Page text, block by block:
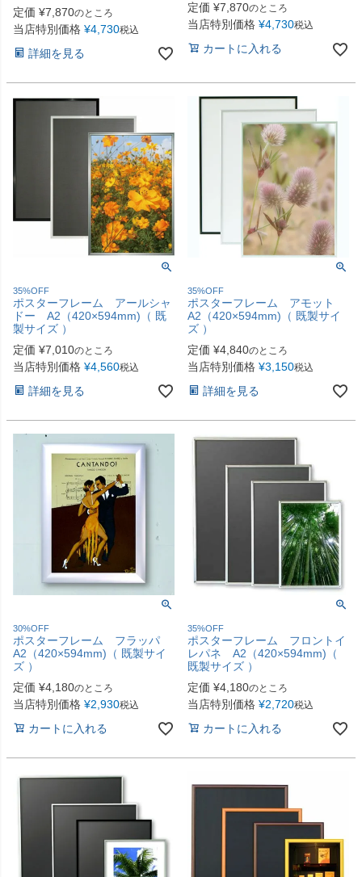
定価 ¥7,870のところ
当店特別価格 ¥4,730税込
詳細を見る
定価 ¥7,870のところ
当店特別価格 ¥4,730税込
カートに入れる
35%OFF
ポスターフレーム アールシャ
ドー A2（420×594mm)（ 既
製サイズ ）
定価 ¥7,010のところ
当店特別価格 ¥4,560税込
詳細を見る
35%OFF
ポスターフレーム アモット
A2（420×594mm)（ 既製サイ
ズ ）
定価 ¥4,840のところ
当店特別価格 ¥3,150税込
詳細を見る
30%OFF
ポスターフレーム フラッパ
A2（420×594mm)（ 既製サイ
ズ ）
定価 ¥4,180のところ
当店特別価格 ¥2,930税込
カートに入れる
35%OFF
ポスターフレーム フロントイ
レパネ A2（420×594mm)（
既製サイズ ）
定価 ¥4,180のところ
当店特別価格 ¥2,720税込
カートに入れる